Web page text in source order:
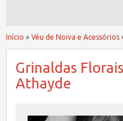
Início » Véu de Noiva e Acessórios
Grinaldas
Athayde